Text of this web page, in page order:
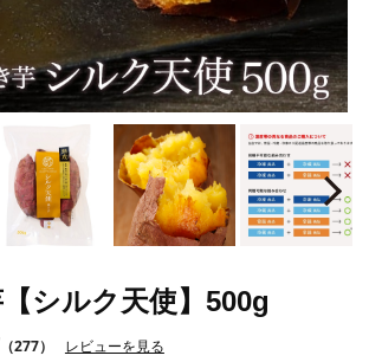
シルク天使】500g
（277） レビューを見る